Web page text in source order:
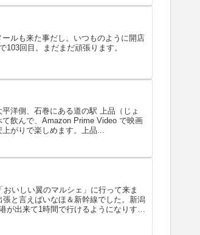
ルも来た事だし。いつものように開店
103回目。まだまだ頑張ります。
洋側、石巻にある道の駅 上品（じょ
飲んで、Amazon Prime Video で映画
がりで楽しめます。上品...
いしい翼のマルシェ」に行って来ま
と言えばいなほ＆新幹線でした。新潟
が出来て1時間で行けるようになりす